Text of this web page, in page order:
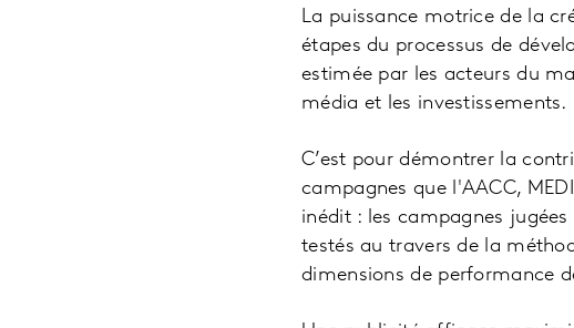
La puissance motrice de la
étapes du processus de
estimée par les acteurs du
média et les investissements.
C’est pour démontrer la
campagnes que l'AACC,
inédit : les campagnes
testés au travers de la
dimensions de performance